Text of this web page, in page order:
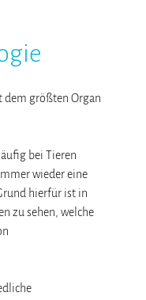
dem größten Organ
bei Tieren
wieder eine
hierfür ist in
zu sehen, welche